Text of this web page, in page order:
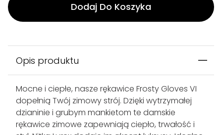
Dodaj Do Koszyka
Opis produktu
Mocne i ciepłe, nasze rękawice Frosty Gloves VI
dopełnią Twój zimowy strój. Dzięki wytrzymałej
dzianinie i grubym mankietom te damskie
rękawice zimowe zapewniają ciepło, trwałość i